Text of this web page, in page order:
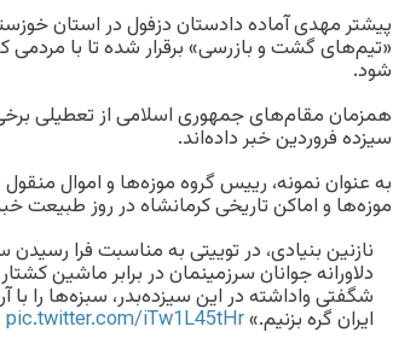
پیشتر مهدی آماده دادستان دزفول در استان
«تیم‌های گشت و بازرسی» برقرار شده تا با
شود.
همزمان مقام‌های جمهوری اسلامی از تعطیلی
سیزده فروردین خبر داده‌اند.
به عنوان نمونه، رییس گروه موزه‌ها و اموال
موزه‌ها و اماکن تاریخی کرمانشاه در روز طبیعت
نازنین بنیادی، در توییتی به مناسبت فرا
دلاورانه جوانان سرزمینمان در برابر ماشین
شگفتی واداشته در این سیزده‌بدر، سبزه‌ها را
ایران گره بزنیم.»pic.twitter.com/iTw1L45tHr